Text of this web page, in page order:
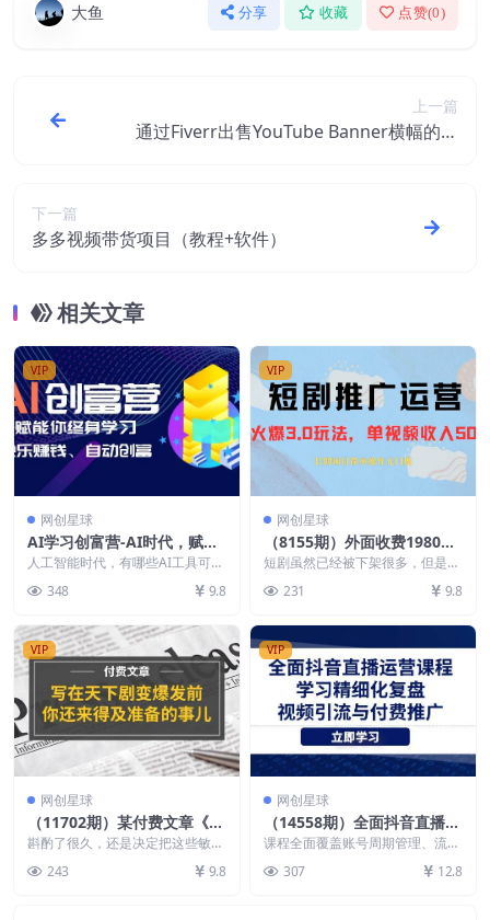
大鱼 分享 收藏 点赞(0)
上一篇
通过Fiverr出售YouTube Banner横幅的设
下一篇
多多视频带货项目（教程+软件）
相关文章
VIP
网创星球
AI学习创富营-AI时代，赋能
你终身学习、快乐赚钱、自动
创富
人工智能时代，有哪些AI工具可以
板高效管理团队?...
348 9.8
VIP
网创星球
（8155期）外面收费1980的
短剧推广运营，可长期，正规
起号，单作品收入5000+
短剧虽然已经被下架很多，但是这
火到国外了 熬了无数...
231 9.8
VIP
网创星球
（11702期）某付费文章《写
在天下剧变爆发前，你还来得
斟酌了很久，还是决定把这些敏感
为回顾历史，从来没有...
243 9.8
VIP
网创星球
（14558期）全面抖音直播运
营课程，学习精细化复盘、视
课程全面覆盖账号周期管理、流量
及主播能力提升等内容...
307 12.8